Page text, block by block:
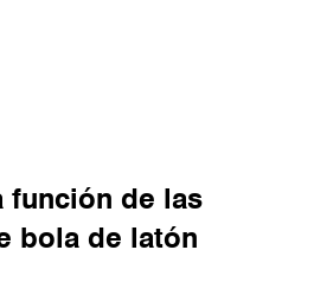
función de las
bola de latón